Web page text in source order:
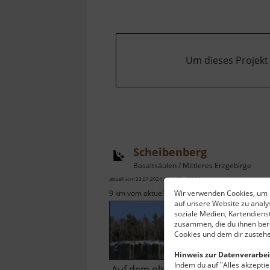
Wir verwenden Cookies,
auf unsere Website zu
soziale Medien,
zusammen, die du ihnen
Cookies und dem dir
Hinweis zur
Indem du auf "Alles
Um dieses
Scheibenberg
Basaltsäulen / Mittleres Erzgebirge
aktuell vom 23.07.2024 / Zugriffe: 67895
9 km vom aktuellen Standort